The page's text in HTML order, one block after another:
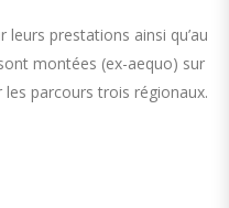
prestations ainsi qu’au
montées (ex-aequo) sur
parcours trois régionaux.